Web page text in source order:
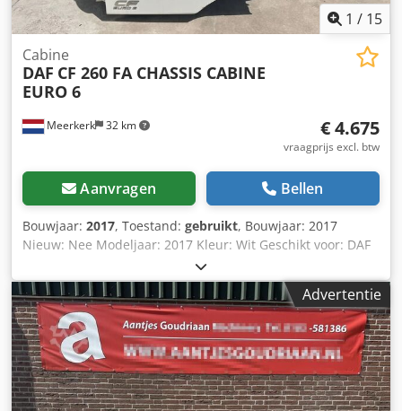
1 / 15
Meerkerk 32 km
Cabine
DAF CF 260 FA CHASSIS CABINE
EURO 6
€ 4.675
vraagprijs excl. btw
Aanvragen Bellen
Bouwjaar: 2017, Toestand: gebruikt, Bouwjaar: 2017
Nieuw: Nee Modeljaar: 2017 Kleur: Wit Geschikt voor: DAF
Type nummer: 0G146736 Chsdpezr Ixpefx Abfoa
Serienummer: 0G146736
Advertentie